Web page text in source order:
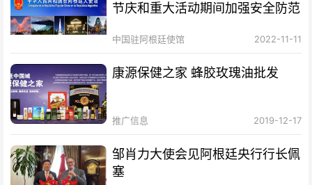
节庆和重大活动期间加强安全防范
中国驻阿根廷使馆 2022-11-11
康源保健之家 蜂胶玫瑰油批发
推广信息 2019-12-17
邹肖力大使会见阿根廷央行行长佩
塞